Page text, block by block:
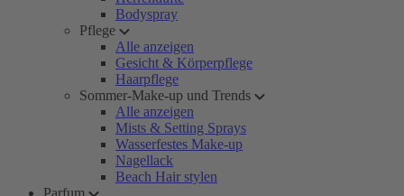
Bodyspray
Pflege
Alle anzeigen
Gesicht & Körperpflege
Haarpflege
Sommer-Make-up und Trends
Alle anzeigen
Mists & Setting Sprays
Wasserfestes Make-up
Nagellack
Beach Hair stylen
Parfum